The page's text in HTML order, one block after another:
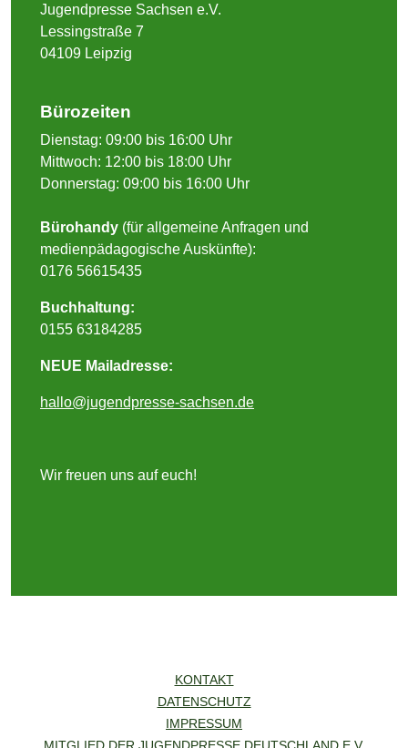
Jugendpresse Sachsen e.V.
Lessingstraße 7
04109 Leipzig
Bürozeiten
Dienstag: 09:00 bis 16:00 Uhr
Mittwoch: 12:00 bis 18:00 Uhr
Donnerstag: 09:00 bis 16:00 Uhr
Bürohandy (für allgemeine Anfragen und
medienpädagogische Auskünfte):
0176 56615435
Buchhaltung:
0155 63184285
NEUE Mailadresse:
hallo@jugendpresse-sachsen.de
Wir freuen uns auf euch!
KONTAKT
DATENSCHUTZ
IMPRESSUM